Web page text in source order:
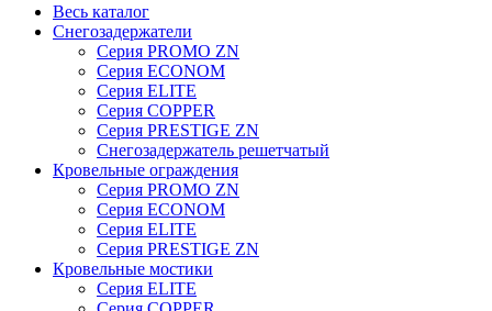
Весь каталог
Снегозадержатели
Серия PROMO ZN
Серия ECONOM
Серия ELITE
Серия COPPER
Серия PRESTIGE ZN
Снегозадержатель решетчатый
Кровельные ограждения
Серия PROMO ZN
Серия ECONOM
Серия ELITE
Серия PRESTIGE ZN
Кровельные мостики
Серия ELITE